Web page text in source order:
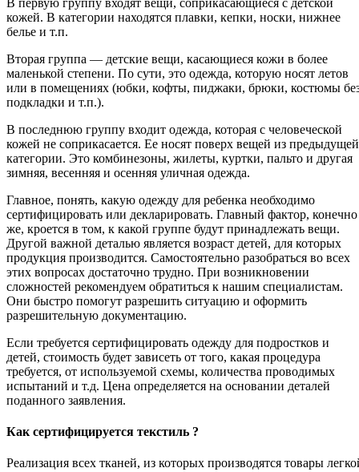
В первую группу входят вещи, соприкасающиеся с детской
кожей. В категории находятся плавки, кепки, носки, нижнее
белье и т.п.
Вторая группа — детские вещи, касающиеся кожи в более
маленькой степени. По сути, это одежда, которую носят летов
или в помещениях (юбки, кофты, пиджаки, брюки, костюмы
подкладки и т.п.).
В последнюю группу входит одежда, которая с человеческой
кожей не соприкасается. Ее носят поверх вещей из предыдущей
категории. Это комбинезоны, жилеты, куртки, пальто и другая
зимняя, весенняя и осенняя уличная одежда.
Главное, понять, какую одежду для ребенка необходимо
сертифицировать или декларировать. Главный фактор, конечно
же, кроется в том, к какой группе будут принадлежать вещи.
Другой важной деталью является возраст детей, для которых
продукция производится. Самостоятельно разобраться во всех
этих вопросах достаточно трудно. При возникновении
сложностей рекомендуем обратиться к нашим специалистам.
Они быстро помогут разрешить ситуацию и оформить
разрешительную документацию.
Если требуется сертифицировать одежду для подростков и
детей, стоимость будет зависеть от того, какая процедура
требуется, от используемой схемы, количества проводимых
испытаний и т.д. Цена определяется на основании деталей
поданного заявления.
Как сертифицируется текстиль ?
Реализация всех тканей, из которых производятся товары